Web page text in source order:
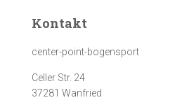
Kontakt
center-point-bogensport
Celler Str. 24
37281 Wanfried